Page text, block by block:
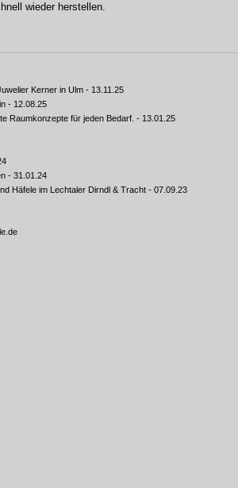
wieder herstellen.
Kerner in Ulm - 13.11.25
- 12.08.25
Raumkonzepte für jeden Bedarf. - 13.01.25
- 31.01.24
Häfele im Lechtaler Dirndl & Tracht - 07.09.23